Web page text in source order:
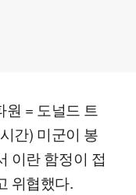
원 = 도널드 트
간) 미군이 봉
이란 함정이 접
위협했다.